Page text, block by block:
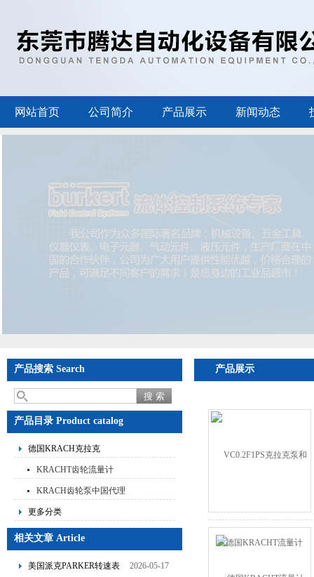
网站首页 公司简介 产品展示 新闻动态
产品搜索 Search
产品目录 Product catalog
德国KRACH克拉克
KRACHT齿轮流量计
KRACH齿轮泵中国代理
更多分类
相关文章 Article
美国派克PARKER转速表
2026-05-17
产品展示